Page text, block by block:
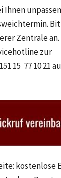
Ihnen
Zentrale an.
zur
15 77 10 21
kostenlose